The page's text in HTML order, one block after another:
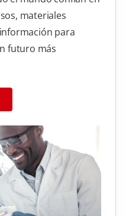
materiales
para
futuro más